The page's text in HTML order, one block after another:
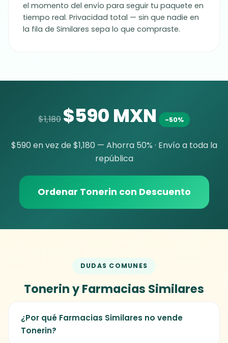
el momento del envío para seguir tu paquete en
tiempo real. Privacidad total — sin que nadie en
la fila de Similares sepa lo que compraste.
$1,180 $590 MXN -50%
$590 en vez de $1,180 — Ahorra 50% · Envío a toda la
república
Ordenar Tonerin con Descuento
DUDAS COMUNES
Tonerin y Farmacias Similares
¿Por qué Farmacias Similares no vende
Tonerin?